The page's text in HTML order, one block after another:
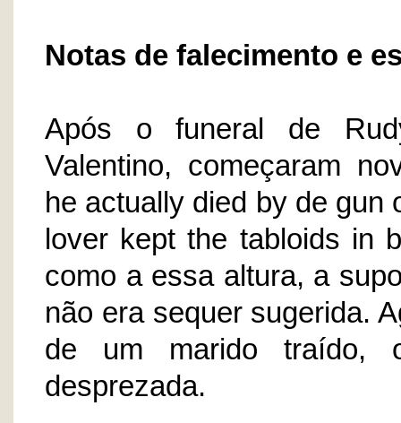
Notas de falecimento e
Após o funeral de
Valentino, começaram
he actually died by de gun
lover kept the tabloids in
como a essa altura, a
não era sequer sugerida.
de um marido traído,
desprezada.